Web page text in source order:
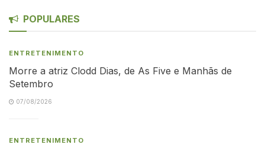
POPULARES
ENTRETENIMENTO
Morre a atriz Clodd Dias, de As Five e Manhãs de
Setembro
07/08/2026
ENTRETENIMENTO